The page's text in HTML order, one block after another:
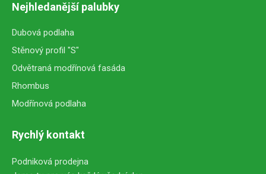
Nejhledanější palubky
Dubová podlaha
Stěnový profil "S"
Odvětraná modřínová fasáda
Rhombus
Modřínová podlaha
Rychlý kontakt
Podniková prodejna